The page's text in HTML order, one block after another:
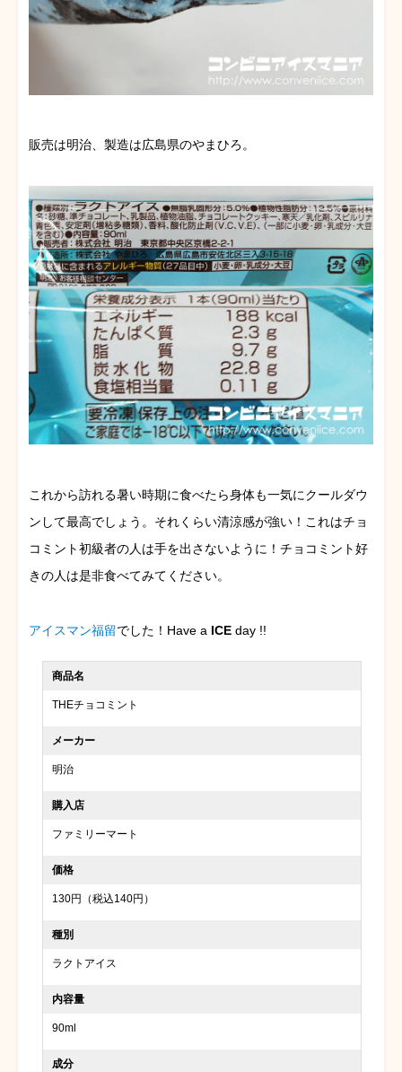
販売は明治、製造は広島県のやまひろ。
これから訪れる暑い時期に食べたら身体も一気にクールダウ
ンして最高でしょう。それくらい清涼感が強い！これはチョ
コミント初級者の人は手を出さないように！チョコミント好
きの人は是非食べてみてください。
アイスマン福留でした！Have a ICE day !!
商品名
THEチョコミント
メーカー
明治
購入店
ファミリーマート
価格
130円（税込140円）
種別
ラクトアイス
内容量
90ml
成分